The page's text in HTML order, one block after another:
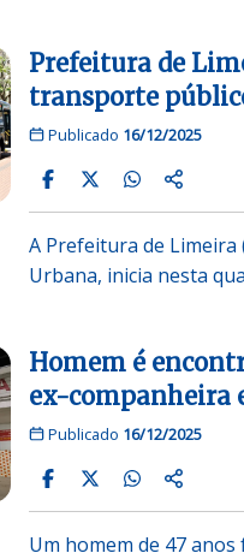
Prefeitura de
transporte
Publicado 16/12/2025
A Prefeitura de Limeira
Urbana, inicia nesta
Homem é
ex-companheira
Publicado 16/12/2025
Um homem de 47